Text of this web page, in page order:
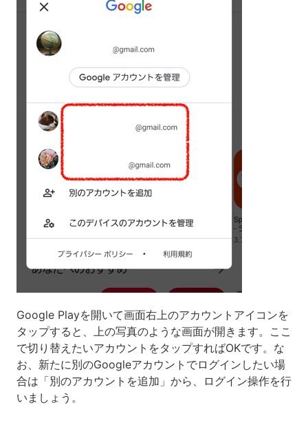
Google Playを開いて画面右上のアカウントアイコンを
タップすると、上の写真のような画面が開きます。ここ
で切り替えたいアカウントをタップすればOKです。な
お、新たに別のGoogleアカウントでログインしたい場
合は「別のアカウントを追加」から、ログイン操作を行
いましょう。